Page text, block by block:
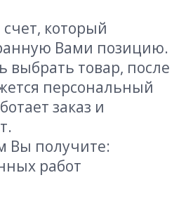
который
Вами позицию.
товар, после
персональный
заказ и
Вы получите:
работ